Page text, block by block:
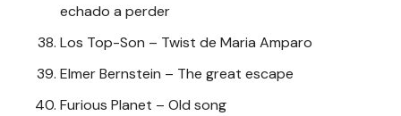
echado a perder
Los Top-Son – Twist de Maria Amparo
Elmer Bernstein – The great escape
Furious Planet – Old song